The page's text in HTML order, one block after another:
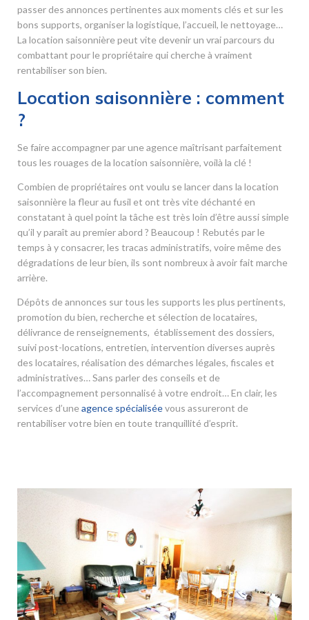
passer des annonces pertinentes aux moments clés et sur les
bons supports, organiser la logistique, l’accueil, le nettoyage…
La location saisonnière peut vite devenir un vrai parcours du
combattant pour le propriétaire qui cherche à vraiment
rentabiliser son bien.
Location saisonnière : comment
?
Se faire accompagner par une agence maîtrisant parfaitement
tous les rouages de la location saisonnière, voilà la clé !
Combien de propriétaires ont voulu se lancer dans la location
saisonnière la fleur au fusil et ont très vite déchanté en
constatant à quel point la tâche est très loin d’être aussi simple
qu’il y paraît au premier abord ? Beaucoup ! Rebutés par le
temps à y consacrer, les tracas administratifs, voire même des
dégradations de leur bien, ils sont nombreux à avoir fait marche
arrière.
Dépôts de annonces sur tous les supports les plus pertinents,
promotion du bien, recherche et sélection de locataires,
délivrance de renseignements, établissement des dossiers,
suivi post-locations, entretien, intervention diverses auprès
des locataires, réalisation des démarches légales, fiscales et
administratives… Sans parler des conseils et de
l’accompagnement personnalisé à votre endroit… En clair, les
services d’une agence spécialiséevous assureront de
rentabiliser votre bien en toute tranquillité d’esprit.